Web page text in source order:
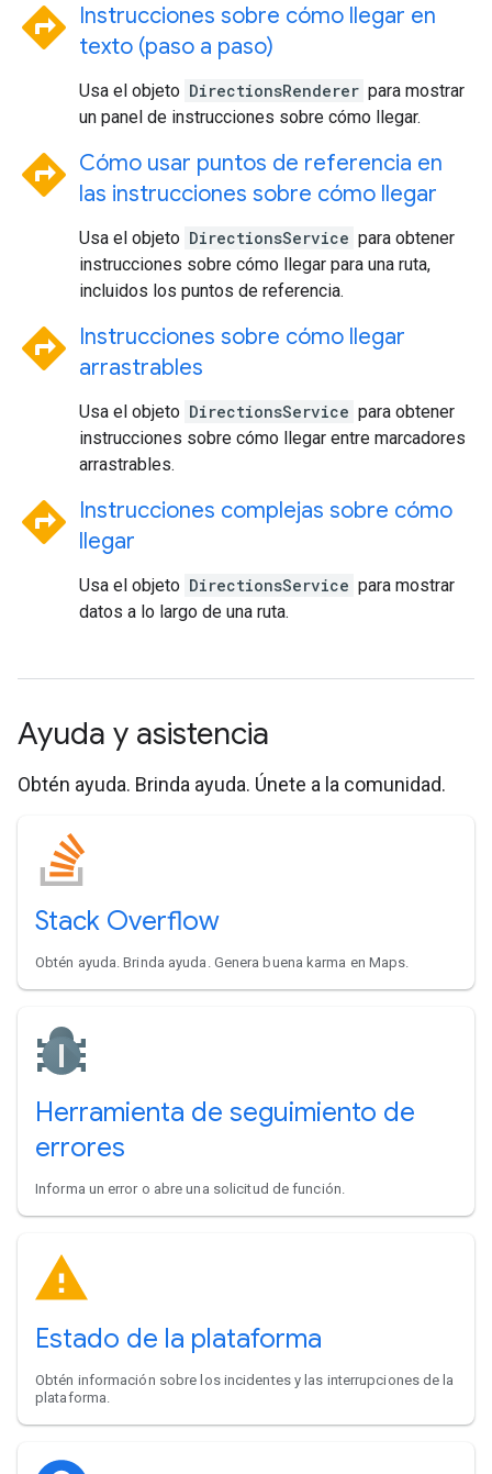
directions Instrucciones sobre cómo llegar en
texto (paso a paso)
Usa el objeto DirectionsRenderer para mostrar
un panel de instrucciones sobre cómo llegar.
directions Cómo usar puntos de referencia en
las instrucciones sobre cómo llegar
Usa el objeto DirectionsService para obtener
instrucciones sobre cómo llegar para una ruta,
incluidos los puntos de referencia.
directions Instrucciones sobre cómo llegar
arrastrables
Usa el objeto DirectionsService para obtener
instrucciones sobre cómo llegar entre marcadores
arrastrables.
directions Instrucciones complejas sobre cómo
llegar
Usa el objeto DirectionsService para mostrar
datos a lo largo de una ruta.
Ayuda y asistencia
Obtén ayuda. Brinda ayuda. Únete a la comunidad.
Stack Overflow
Obtén ayuda. Brinda ayuda. Genera buena karma en Maps.
Herramienta de seguimiento de
errores
Informa un error o abre una solicitud de función.
Estado de la plataforma
Obtén información sobre los incidentes y las interrupciones de la
plataforma.